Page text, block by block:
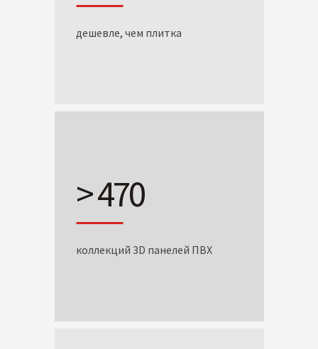
дешевле, чем плитка
> 470
коллекций 3D панелей ПВХ